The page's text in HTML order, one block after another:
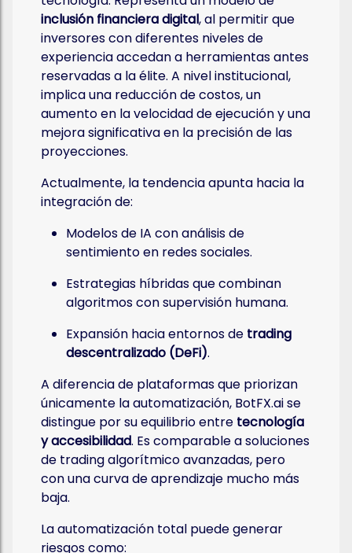
inclusión financiera digital, al permitir que
inversores con diferentes niveles de
experiencia accedan a herramientas antes
reservadas a la élite. A nivel institucional,
implica una reducción de costos, un
aumento en la velocidad de ejecución y una
mejora significativa en la precisión de las
proyecciones.
Actualmente, la tendencia apunta hacia la
integración de:
Modelos de IA con análisis de
sentimiento en redes sociales.
Estrategias híbridas que combinan
algoritmos con supervisión humana.
Expansión hacia entornos de trading
descentralizado (DeFi).
A diferencia de plataformas que priorizan
únicamente la automatización, BotFX.ai se
distingue por su equilibrio entre tecnología
y accesibilidad. Es comparable a soluciones
de trading algorítmico avanzadas, pero
con una curva de aprendizaje mucho más
baja.
La automatización total puede generar
riesgos como: